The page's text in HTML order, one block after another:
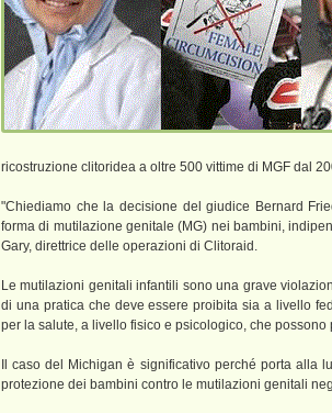
ricostruzione clitoridea a oltre 500 vittime di MGF dal
"Chiediamo che la decisione del giudice Bernard
forma di mutilazione genitale (MG) nei bambini,
Gary, direttrice delle operazioni di Clitoraid.
Le mutilazioni genitali infantili sono una grave
di una pratica che deve essere proibita sia a livello
per la salute, a livello fisico e psicologico, che possono
Il caso del Michigan è significativo perché porta
protezione dei bambini contro le mutilazioni genitali